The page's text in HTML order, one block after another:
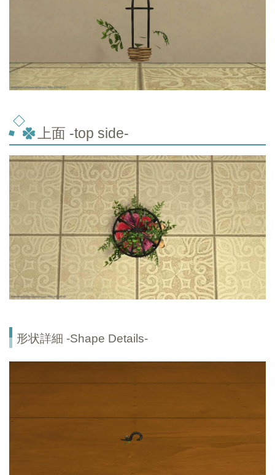
上面 -top side-
形状詳細 -Shape Details-